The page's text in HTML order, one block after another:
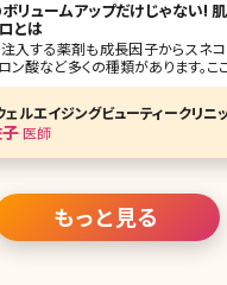
リュームアップだけじゃない!
とは
入する薬剤も成長因子からスネコ
ン酸など多くの種類があります。こ
新しいものが出ており、プルプル
のものもあります。 エクソソームも最近人気が出
薬剤のひとつです。そんな薬剤も
悩みに合
ルエイジングビューティークリニ
医師
もっと見る